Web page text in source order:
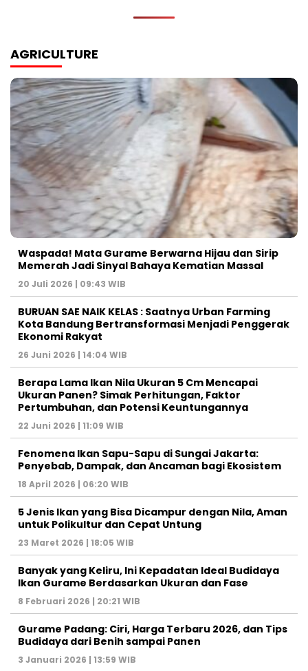
AGRICULTURE
Waspada! Mata Gurame Berwarna Hijau dan Sirip
Memerah Jadi Sinyal Bahaya Kematian Massal
20 Juli 2026 | 09:43 WIB
BURUAN SAE NAIK KELAS : Saatnya Urban Farming
Kota Bandung Bertransformasi Menjadi Penggerak
Ekonomi Rakyat
26 Juni 2026 | 14:04 WIB
Berapa Lama Ikan Nila Ukuran 5 Cm Mencapai
Ukuran Panen? Simak Perhitungan, Faktor
Pertumbuhan, dan Potensi Keuntungannya
22 Juni 2026 | 11:09 WIB
Fenomena Ikan Sapu-Sapu di Sungai Jakarta:
Penyebab, Dampak, dan Ancaman bagi Ekosistem
18 April 2026 | 06:20 WIB
5 Jenis Ikan yang Bisa Dicampur dengan Nila, Aman
untuk Polikultur dan Cepat Untung
23 Maret 2026 | 18:05 WIB
Banyak yang Keliru, Ini Kepadatan Ideal Budidaya
Ikan Gurame Berdasarkan Ukuran dan Fase
8 Februari 2026 | 20:21 WIB
Gurame Padang: Ciri, Harga Terbaru 2026, dan Tips
Budidaya dari Benih sampai Panen
3 Januari 2026 | 13:59 WIB